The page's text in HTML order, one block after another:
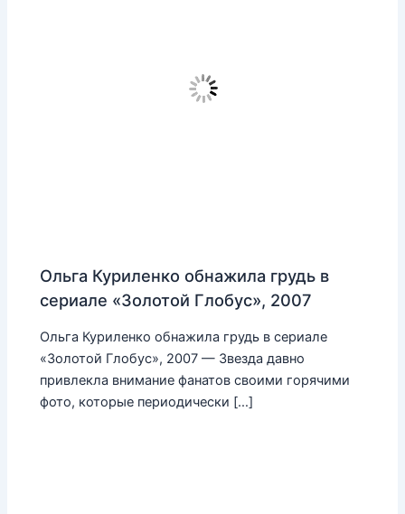
Ольга Куриленко обнажила грудь в
сериале «Золотой Глобус», 2007
Ольга Куриленко обнажила грудь в сериале
«Золотой Глобус», 2007 — Звезда давно
привлекла внимание фанатов своими горячими
фото, которые периодически […]